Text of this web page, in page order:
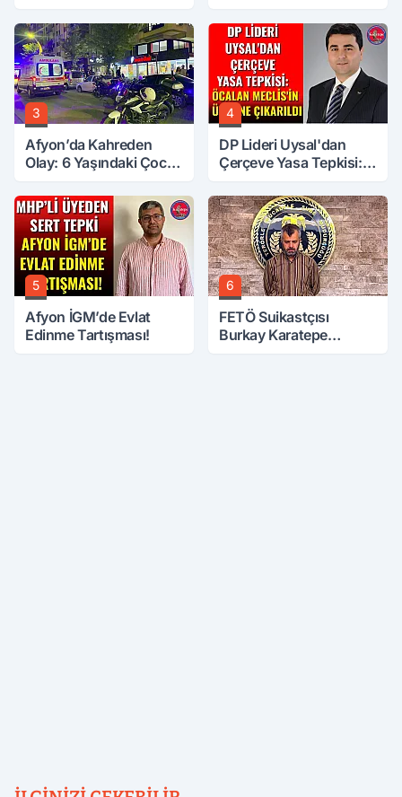
3
Afyon’da Kahreden
Olay: 6 Yaşındaki Çocuk
4
DP Lideri Uysal'dan
Çerçeve Yasa Tepkisi:
Üzerine Çıkarıldı
5
Afyon İGM’de Evlat
Edinme Tartışması!
6
FETÖ Suikastçısı
Burkay Karatepe